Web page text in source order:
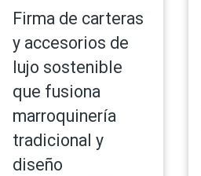
Firma de carteras
y accesorios de
lujo sostenible
que fusiona
marroquinería
tradicional y
diseño